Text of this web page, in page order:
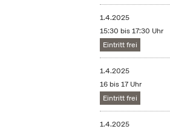
1.4.2025
15:30 bis 17:30 Uhr
Eintritt frei
1.4.2025
16 bis 17 Uhr
Eintritt frei
1.4.2025